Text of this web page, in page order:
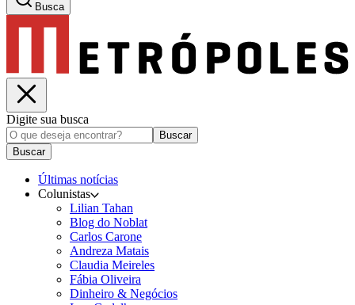
Busca
Digite sua busca
Buscar
Buscar
Últimas notícias
Colunistas
Lilian Tahan
Blog do Noblat
Carlos Carone
Andreza Matais
Claudia Meireles
Fábia Oliveira
Dinheiro & Negócios